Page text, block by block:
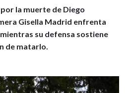
la muerte de Diego
Gisella Madrid enfrenta
su defensa sostiene
de matarlo.